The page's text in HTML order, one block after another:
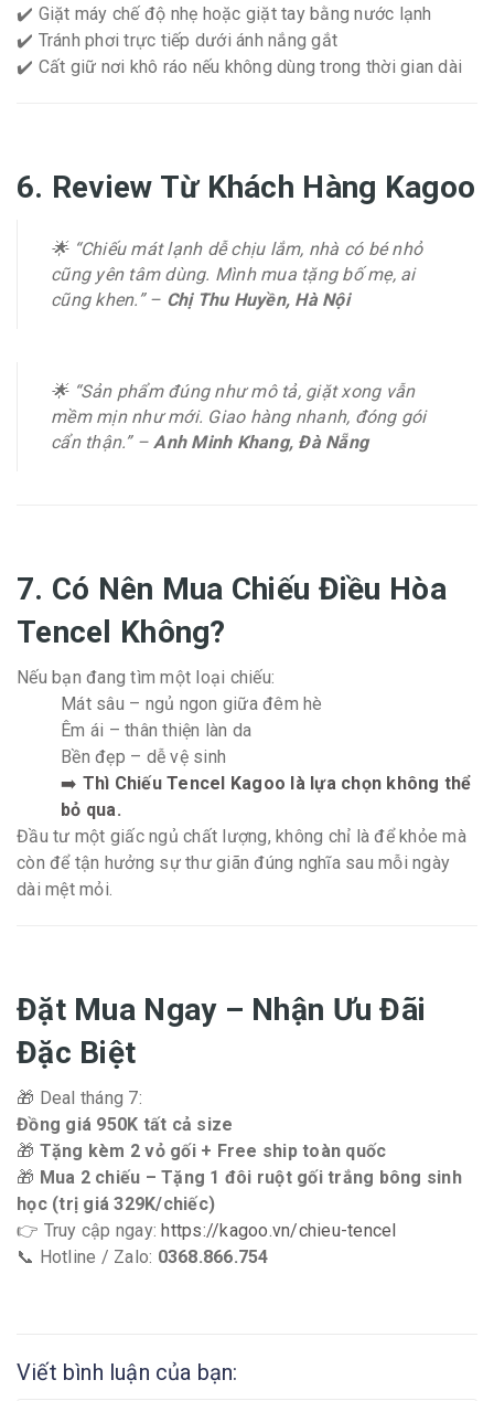
✔️ Giặt máy chế độ nhẹ hoặc giặt tay bằng nước lạnh
✔️ Tránh phơi trực tiếp dưới ánh nắng gắt
✔️ Cất giữ nơi khô ráo nếu không dùng trong thời gian dài
6. Review Từ Khách Hàng Kagoo
🌟 “Chiếu mát lạnh dễ chịu lắm, nhà có bé nhỏ
cũng yên tâm dùng. Mình mua tặng bố mẹ, ai
cũng khen.” – Chị Thu Huyền, Hà Nội
🌟 “Sản phẩm đúng như mô tả, giặt xong vẫn
mềm mịn như mới. Giao hàng nhanh, đóng gói
cẩn thận.” –Anh Minh Khang, Đà Nẵng
7. Có Nên Mua Chiếu Điều Hòa
Tencel Không?
Nếu bạn đang tìm một loại chiếu:
Mát sâu – ngủ ngon giữa đêm hè
Êm ái – thân thiện làn da
Bền đẹp – dễ vệ sinh
➡️ Thì Chiếu Tencel Kagoo là lựa chọn không thể
bỏ qua.
Đầu tư một giấc ngủ chất lượng, không chỉ là để khỏe mà
còn để tận hưởng sự thư giãn đúng nghĩa sau mỗi ngày
dài mệt mỏi.
Đặt Mua Ngay – Nhận Ưu Đãi
Đặc Biệt
🎁 Deal tháng 7:
Đồng giá 950K tất cả size
🎁 Tặng kèm 2 vỏ gối + Free ship toàn quốc
🎁 Mua 2 chiếu – Tặng 1 đôi ruột gối trắng bông sinh
học (trị giá 329K/chiếc)
👉 Truy cập ngay: https://kagoo.vn/chieu-tencel
📞 Hotline / Zalo: 0368.866.754
Viết bình luận của bạn: